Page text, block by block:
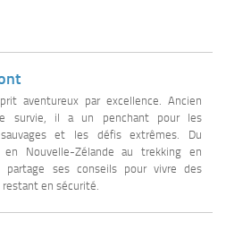
aventureux par excellence. Ancien
survie, il a un penchant pour les
et les défis extrêmes. Du
en Nouvelle-Zélande au trekking en
partage ses conseils pour vivre des
en sécurité.